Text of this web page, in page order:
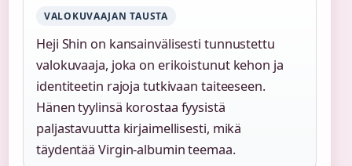
VALOKUVAAJAN TAUSTA
Heji Shin on kansainvälisesti tunnustettu
valokuvaaja, joka on erikoistunut kehon ja
identiteetin rajoja tutkivaan taiteeseen.
Hänen tyylinsä korostaa fyysistä
paljastavuutta kirjaimellisesti, mikä
täydentää Virgin-albumin teemaa.